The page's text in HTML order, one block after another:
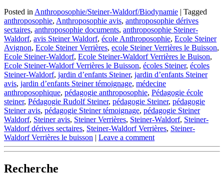
Posted inAnthroposophie/Steiner-Waldorf/Biodynamie | Tagged
anthroposophie, Anthroposophie avis, anthroposophie dérives
sectaires, anthroposophie documents, anthroposophie Steiner-
Waldorf, avis Steiner Waldorf, école Anthroposophie, Ecole Steiner
Avignon, Ecole Steiner Verrières, ecole Steiner Verrières le Buisson,
Ecole Steiner-Waldorf, Ecole Steiner-Waldorf Verrières le Buison,
Ecole Steiner-Waldorf Verrières le Buisson, écoles Steiner, écoles
Steiner-Waldorf, jardin d’enfants Steiner, jardin d’enfants Steiner
avis, jardin d’enfants Steiner témoignage, médecine
anthroposophique, pédagogie anthroposophie, Pédagogie école
steiner, Pédagogie Rudolf Steiner, pédagogie Steiner, pédagogie
Steiner avis, pédagogie Steiner témoignage, pédagogie Steiner
Waldorf, Steiner avis, Steiner Verrières, Steiner-Waldorf, Steiner-
Waldorf dérives sectaires, Steiner-Waldorf Verrières, Steiner-
Waldorf Verrières le buisson | Leave a comment
Recherche